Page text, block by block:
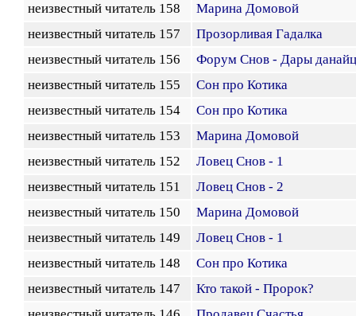
неизвестный читатель 158
Марина Домовой
неизвестный читатель 157
Прозорливая Гадалка
неизвестный читатель 156
Форум Снов - Дары
неизвестный читатель 155
Сон про Котика
неизвестный читатель 154
Сон про Котика
неизвестный читатель 153
Марина Домовой
неизвестный читатель 152
Ловец Снов - 1
неизвестный читатель 151
Ловец Снов - 2
неизвестный читатель 150
Марина Домовой
неизвестный читатель 149
Ловец Снов - 1
неизвестный читатель 148
Сон про Котика
неизвестный читатель 147
Кто такой - Пророк?